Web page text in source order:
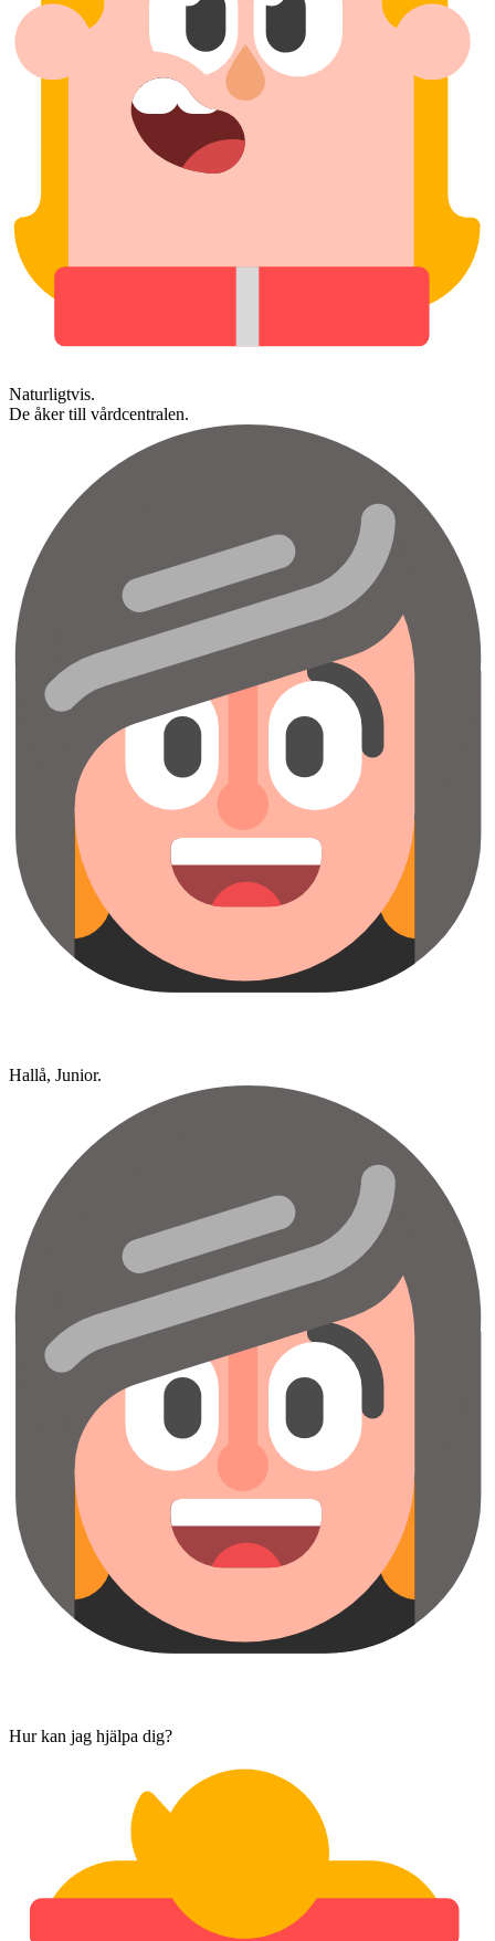
Naturligtvis.
De åker till vårdcentralen.
Hallå, Junior.
Hur kan jag hjälpa dig?